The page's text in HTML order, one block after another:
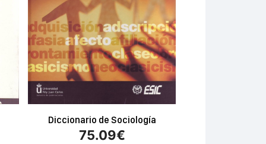
Diccionario de Sociología
75.09€